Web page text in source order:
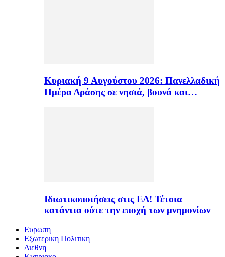
Κυριακή 9 Αυγούστου 2026: Πανελλαδική
Ημέρα Δράσης σε νησιά, βουνά και…
Ιδιωτικοποιήσεις στις ΕΔ! Τέτοια
κατάντια ούτε την εποχή των μνημονίων
Ευρωπη
Εξωτερικη Πολιτικη
Διεθνη